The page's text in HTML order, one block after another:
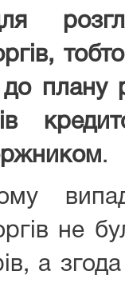
плану
.
не
а